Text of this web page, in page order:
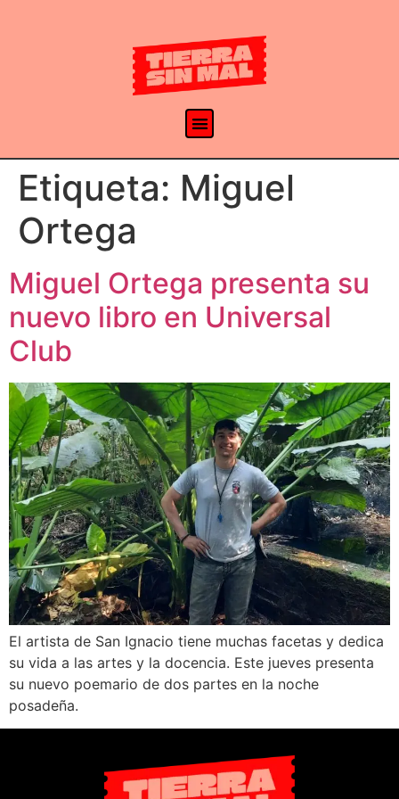
Etiqueta: Miguel
Ortega
Miguel Ortega presenta su
nuevo libro en Universal
Club
El artista de San Ignacio tiene muchas facetas y dedica
su vida a las artes y la docencia. Este jueves presenta
su nuevo poemario de dos partes en la noche
posadeña.